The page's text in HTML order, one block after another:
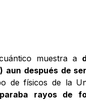
muestra a
aun después de
de físicos de la
rayos de